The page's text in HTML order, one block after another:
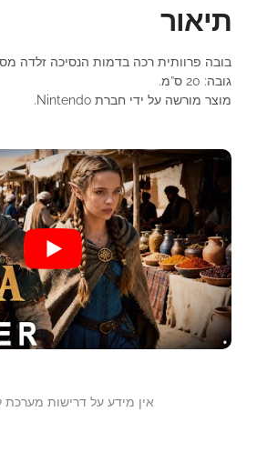
תיאור
בובה פרוותית רכה בדמות הנסיכה זלדה
גובה: 20 ס”מ.
מוצר מורשה על ידי חברת Nintendo.
אין מידע על דרישות מערכת